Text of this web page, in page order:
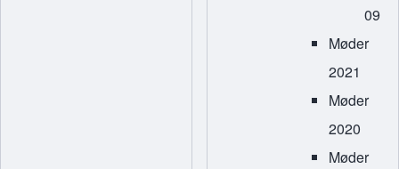
09
Møder
2021
Møder
2020
Møder